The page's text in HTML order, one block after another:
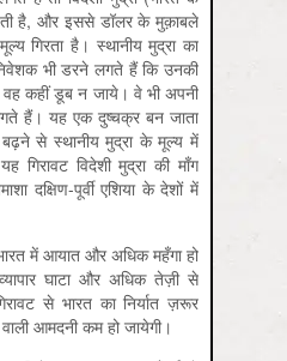
है, और इससे डॉलर के मुक़ाबले
गिरता है। स्थानीय मुद्रा का
भी डरने लगते हैं कि उनकी
वह कहीं डूब न जाये। वे भी अपनी
हैं। यह एक दुष्चक्र बन जाता
बढ़ने से स्थानीय मुद्रा के मूल्य में
गिरावट विदेशी मुद्रा की माँग
दक्षिण-पूर्वी एशिया के देशों में
में आयात और अधिक महँगा हो
घाटा और अधिक तेज़ी से
से भारत का निर्यात ज़रूर
आमदनी कम हो जायेगी।